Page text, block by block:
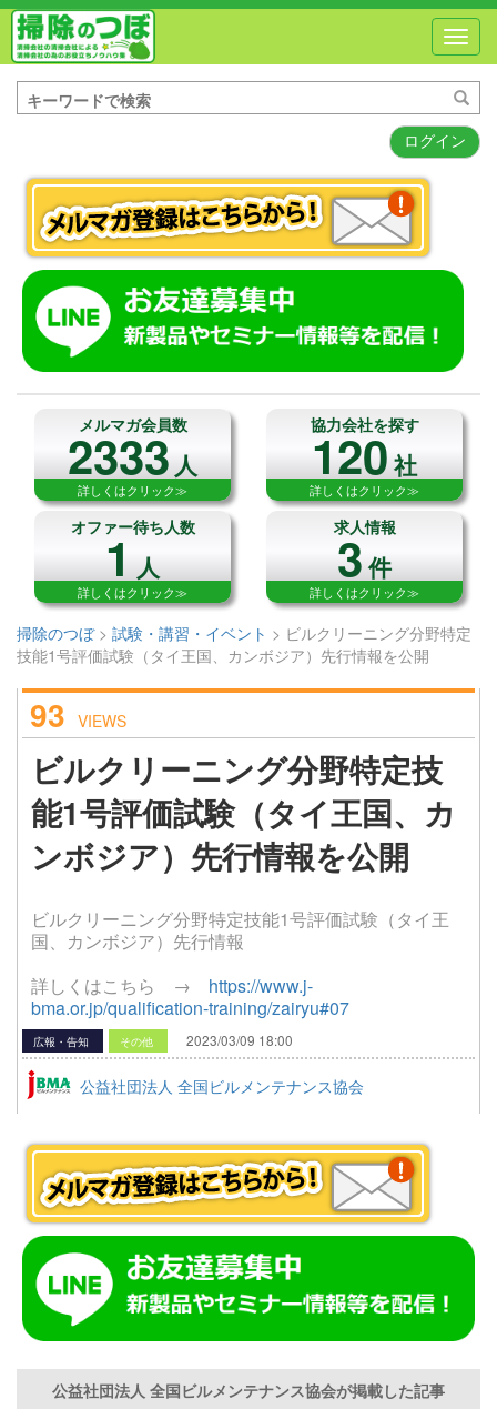
ログイン
メルマガ会員数
2333人
詳しくはクリック≫
協力会社を探す
120社
詳しくはクリック≫
オファー待ち人数
1人
詳しくはクリック≫
求人情報
3件
詳しくはクリック≫
掃除のつぼ> 試験・講習・イベント > ビルクリーニング分野特定
技能1号評価試験（タイ王国、カンボジア）先行情報を公開
93 VIEWS
ビルクリーニング分野特定技
能1号評価試験（タイ王国、カ
ンボジア）先行情報を公開
ビルクリーニング分野特定技能1号評価試験（タイ王
国、カンボジア）先行情報
詳しくはこちら → https://www.j-
bma.or.jp/qualification-training/zairyu#07
広報・告知 その他 2023/03/09 18:00
公益社団法人 全国ビルメンテナンス協会
公益社団法人 全国ビルメンテナンス協会が掲載した記事